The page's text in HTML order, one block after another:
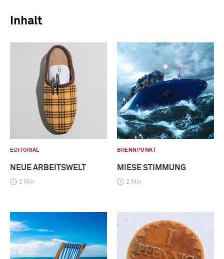
Inhalt
EDITORIAL
NEUE ARBEITSWELT
2 Min
BRENNPUNKT
MIESE STIMMUNG
2 Min